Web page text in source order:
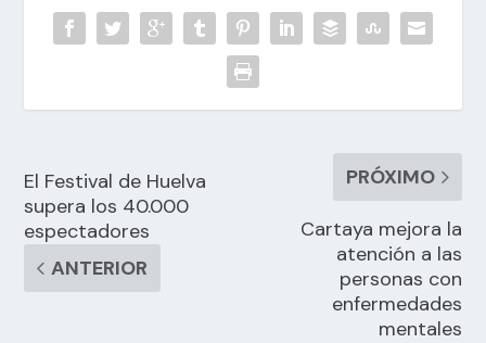
El Festival de Huelva
supera los 40.000
espectadores
ANTERIOR
PRÓXIMO
Cartaya mejora la
atención a las
personas con
enfermedades
mentales